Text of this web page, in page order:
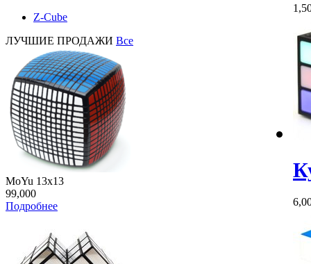
Z-Cube
ЛУЧШИЕ ПРОДАЖИ Все
MoYu 13x13
99,000
Подробнее